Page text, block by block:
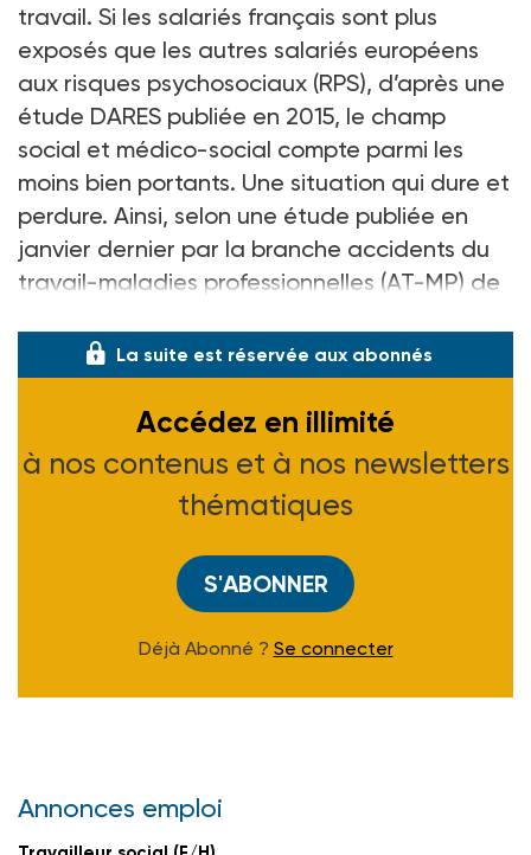
travail. Si les salariés français sont plus
exposés que les autres salariés européens
aux risques psychosociaux (RPS), d’après une
étude DARES publiée en 2015, le champ
social et médico-social compte parmi les
moins bien portants. Une situation qui dure et
perdure. Ainsi, selon une étude publiée en
janvier dernier par la branche accidents du
travail-maladies professionnelles (AT-MP) de
La suite est réservée aux abonnés
Accédez en illimité
à nos contenus et à nos newsletters
thématiques
S'ABONNER
Déjà Abonné ? Se connecter
Annonces emploi